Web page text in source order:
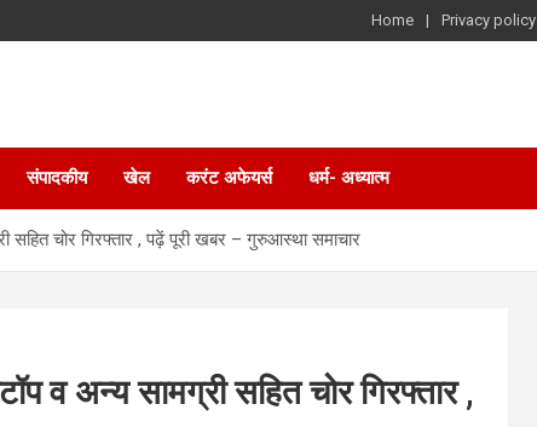
Home Privacy policy
संपादकीय खेल करंट अफेयर्स धर्म- अध्यात्म
चोर गिरफ्तार , पढ़ें पूरी खबर – गुरुआस्था समाचार
व अन्य सामग्री सहित चोर गिरफ्तार ,